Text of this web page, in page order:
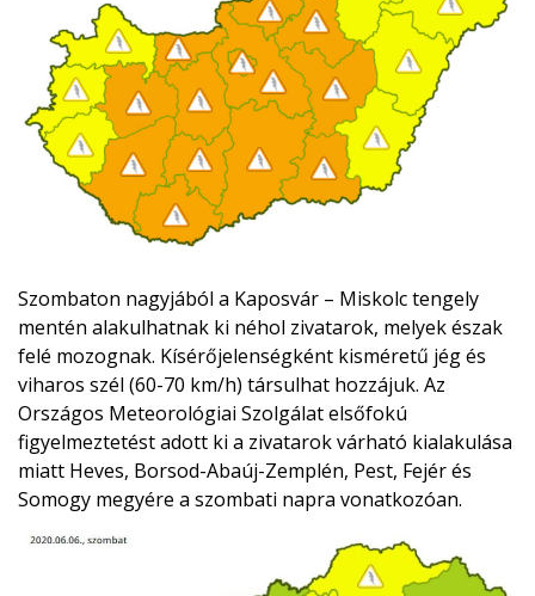
Szombaton nagyjából a Kaposvár – Miskolc tengely
mentén alakulhatnak ki néhol zivatarok, melyek észak
felé mozognak. Kísérőjelenségként kisméretű jég és
viharos szél (60-70 km/h) társulhat hozzájuk. Az
Országos Meteorológiai Szolgálat elsőfokú
figyelmeztetést adott ki a zivatarok várható kialakulása
miatt Heves, Borsod-Abaúj-Zemplén, Pest, Fejér és
Somogy megyére a szombati napra vonatkozóan.